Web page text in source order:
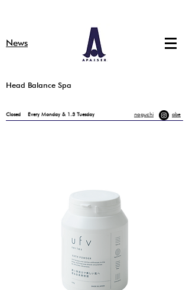
​News
​Head Balance Spa
Closed Every Monday & 1.3 Tuesday ​noguchi ​abe